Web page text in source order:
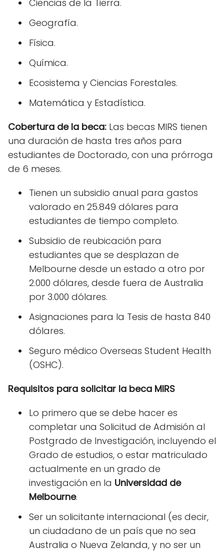
Ciencias de la Tierra.
Geografía.
Física.
Química.
Ecosistema y Ciencias Forestales.
Matemática y Estadística.
Cobertura de la beca: Las becas MIRS tienen
una duración de hasta tres años para
estudiantes de Doctorado, con una prórroga
de 6 meses.
Tienen un subsidio anual para gastos
valorado en 25.849 dólares para
estudiantes de tiempo completo.
Subsidio de reubicación para
estudiantes que se desplazan de
Melbourne desde un estado a otro por
2.000 dólares, desde fuera de Australia
por 3.000 dólares.
Asignaciones para la Tesis de hasta 840
dólares.
Seguro médico Overseas Student Health
(OSHC).
Requisitos para solicitar la beca MIRS
Lo primero que se debe hacer es
completar una Solicitud de Admisión al
Postgrado de Investigación, incluyendo el
Grado de estudios, o estar matriculado
actualmente en un grado de
investigación en la Universidad de
Melbourne.
Ser un solicitante internacional (es decir,
un ciudadano de un país que no sea
Australia o Nueva Zelanda, y no ser un